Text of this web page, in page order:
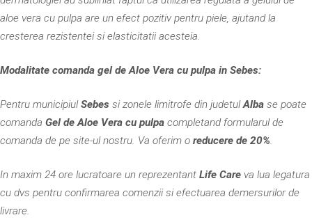
aloe vera cu pulpa are un efect pozitiv pentru piele, ajutand la
cresterea rezistentei si elasticitatii acesteia.
Modalitate comanda gel de Aloe Vera cu pulpa in Sebes:
Pentru municipiulSebes si zonele limitrofe din judetulAlba se poate
comanda Gel de Aloe Vera cu pulpa completand formularul de
comanda de pe site-ul nostru. Va oferim o reducere de 20%.
In maxim 24 ore lucratoare un reprezentant Life Care va lua legatura
cu dvs pentru confirmarea comenzii si efectuarea demersurilor de
livrare.